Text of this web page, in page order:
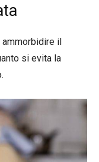
il
si evita la